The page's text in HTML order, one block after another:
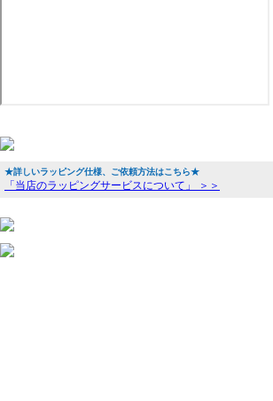
★詳しいラッピング仕様、ご依頼方法はこちら★
「当店のラッピングサービスについて」 ＞＞